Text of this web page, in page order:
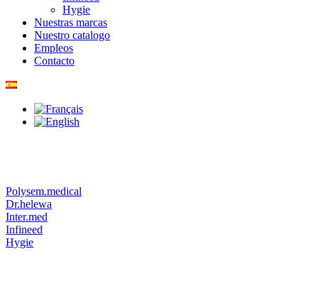
Hygie
Nuestras marcas
Nuestro catalogo
Empleos
Contacto
Polysem.medical
Dr.helewa
Inter.med
Infineed
Hygie